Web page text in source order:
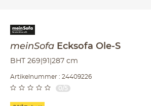
meinSofa Ecksofa Ole-S
BHT 269|91|287 cm
Artikelnummer : 24409226
0/5